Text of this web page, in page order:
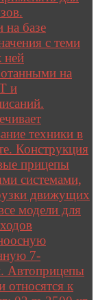
на базе
с теми
ней
на
и
техники в
Конструкция
прицепы
системами,
движущих
модели для
7-
Автоприцепы
относятся к